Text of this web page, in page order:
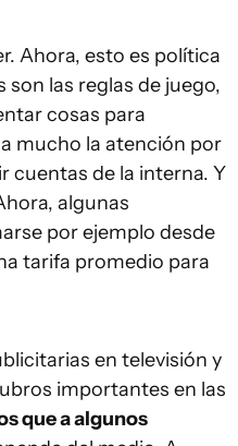
Ahora, esto es política
son las reglas de juego,
cosas para
mucho la atención por
cuentas de la interna. Y
algunas
por ejemplo desde
tarifa promedio para
en televisión y
importantes en las
que a algunos